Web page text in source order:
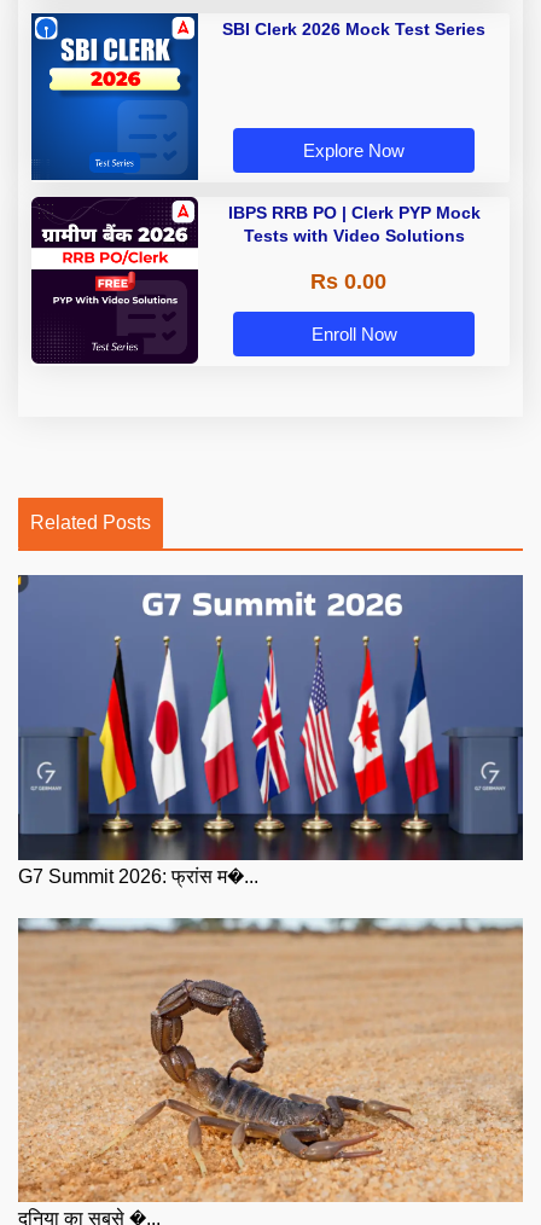
SBI Clerk 2026 Mock Test Series
Explore Now
IBPS RRB PO | Clerk PYP Mock
Tests with Video Solutions
Rs 0.00
Enroll Now
Related Posts
G7 Summit 2026: फ्रांस म�...
दुनिया का सबसे �...